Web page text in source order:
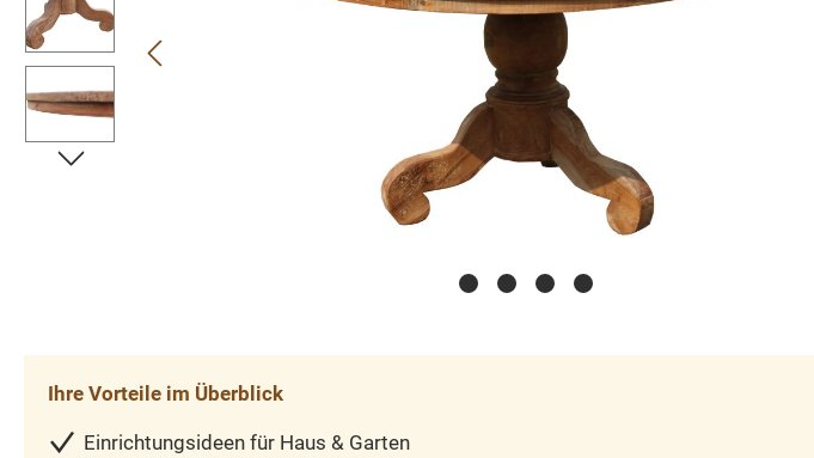
Ihre Vorteile im Überblick
Einrichtungsideen für Haus & Garten